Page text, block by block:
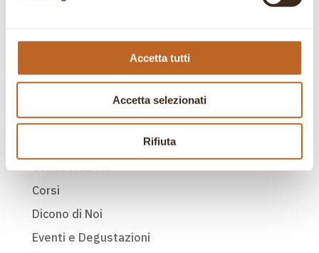
Accetta tutti
Accetta selezionati
Rifiuta
È uscito il nuovo numero di Italia a Tavola –
Giugno 2026,
Categorie
Collaborazioni
Corsi
Dicono di Noi
Eventi e Degustazioni